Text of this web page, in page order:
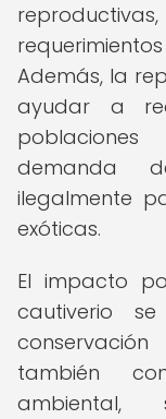
Además, la
ayudar a
demanda
ilegalmente
exóticas.
El impacto
cautiverio
también
ambiental,